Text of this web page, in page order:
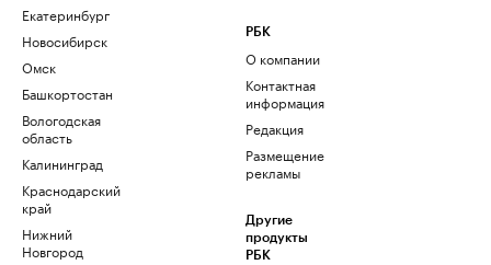
Екатеринбург
Новосибирск
Омск
Башкортостан
Вологодская
область
Калининград
Краснодарский
край
Нижний
Новгород
РБК
О компании
Контактная
информация
Редакция
Размещение
рекламы
Другие
продукты
РБК